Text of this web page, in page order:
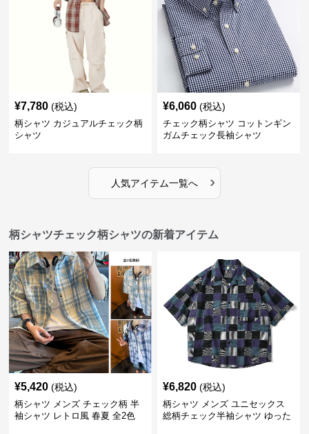
¥7,780 (税込)
柄シャツ カジュアルチェック柄
シャツ
¥6,060 (税込)
チェック柄シャツ コットンギン
ガムチェック長袖シャツ
人気アイテム一覧へ ›
柄シャツチェック柄シャツの新着アイテム
¥5,420 (税込)
柄シャツ メンズ チェック柄 半
袖シャツ レトロ風 春夏 全2色
¥6,820 (税込)
柄シャツ メンズ ユニセックス
総柄チェック半袖シャツ ゆった